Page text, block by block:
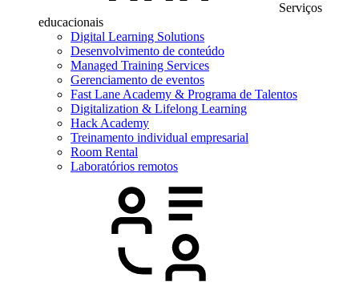
Serviços
educacionais
Digital Learning Solutions
Desenvolvimento de conteúdo
Managed Training Services
Gerenciamento de eventos
Fast Lane Academy & Programa de Talentos
Digitalization & Lifelong Learning
Hack Academy
Treinamento individual empresarial
Room Rental
Laboratórios remotos